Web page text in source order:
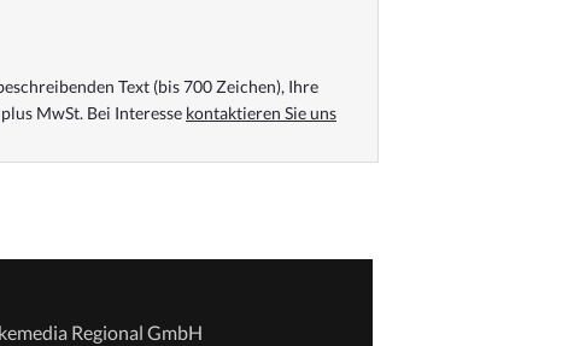
Text (bis 700 Zeichen), Ihre
plus MwSt. Bei Interesse kontaktieren Sie uns
Regional GmbH